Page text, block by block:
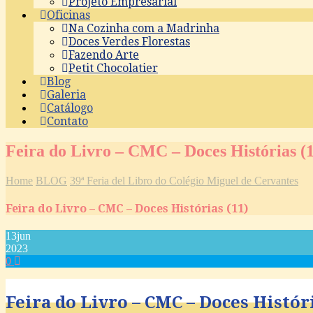
Oficinas
Na Cozinha com a Madrinha
Doces Verdes Florestas
Fazendo Arte
Petit Chocolatier
Blog
Galeria
Catálogo
Contato
Feira do Livro – CMC – Doces Histórias
Home BLOG 39ª Feria del Libro do Colégio Miguel de Cervantes
Feira do Livro – CMC – Doces Histórias (11)
13jun
2023
0
Feira do Livro – CMC – Doces